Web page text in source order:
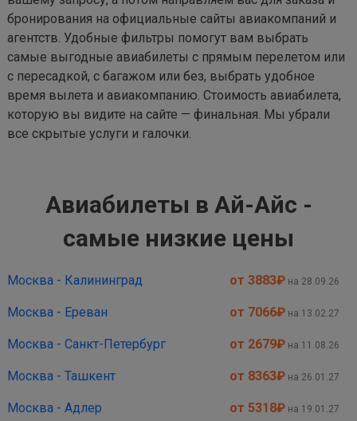
бронирования на официальные сайты авиакомпаний и
агентств. Удобные фильтры помогут вам выбрать
самые выгодные авиабилеты с прямым перелетом или
с пересадкой, с багажом или без, выбрать удобное
время вылета и авиакомпанию. Стоимость авиабилета,
которую вы видите на сайте — финальная. Мы убрали
все скрытые услуги и галочки.
Авиабилеты в Ай-Айс -
самые низкие цены
Москва - Калининград от 3883₽ на 28.09.26
Москва - Ереван от 7066₽ на 13.02.27
Москва - Санкт-Петербург от 2679₽ на 11.08.26
Москва - Ташкент от 8363₽ на 26.01.27
Москва - Адлер от 5318₽ на 19.01.27